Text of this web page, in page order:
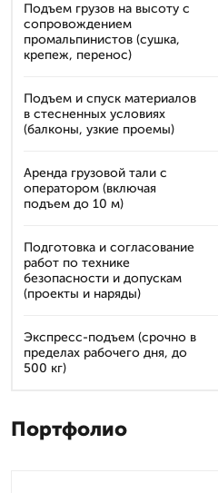
Подъем грузов на высоту с
сопровождением
промальпинистов (сушка,
крепеж, перенос)
Подъем и спуск материалов
в стесненных условиях
(балконы, узкие проемы)
Аренда грузовой тали с
оператором (включая
подъем до 10 м)
Подготовка и согласование
работ по технике
безопасности и допускам
(проекты и наряды)
Экспресс-подъем (срочно в
пределах рабочего дня, до
500 кг)
Портфолио